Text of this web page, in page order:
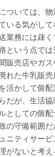
ついては、
いる気がし
業務には疎
という点で
販売店やガ
れた牛乳販
活かして個
だが、生活
としての個
の守備範囲
ニティサー
がないと考